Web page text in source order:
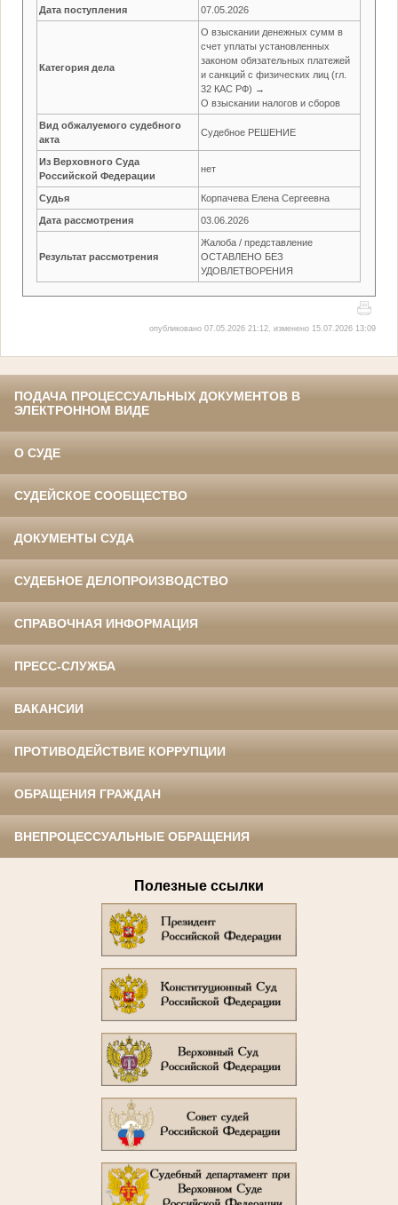
Дата поступления 07.05.2026
Категория дела
О взыскании денежных сумм в
счет уплаты установленных
законом обязательных платежей
и санкций с физических лиц (гл.
32 КАС РФ) →
О взыскании налогов и сборов
Вид обжалуемого судебного
акта
Судебное РЕШЕНИЕ
Из Верховного Суда
Российской Федерации
нет
Судья Корпачева Елена Сергеевна
Дата рассмотрения 03.06.2026
Результат рассмотрения
Жалоба / представление
ОСТАВЛЕНО БЕЗ
УДОВЛЕТВОРЕНИЯ
опубликовано 07.05.2026 21:12, изменено 15.07.2026 13:09
ПОДАЧА ПРОЦЕССУАЛЬНЫХ ДОКУМЕНТОВ В
ЭЛЕКТРОННОМ ВИДЕ
О СУДЕ
СУДЕЙСКОЕ СООБЩЕСТВО
ДОКУМЕНТЫ СУДА
СУДЕБНОЕ ДЕЛОПРОИЗВОДСТВО
СПРАВОЧНАЯ ИНФОРМАЦИЯ
ПРЕСС-СЛУЖБА
ВАКАНСИИ
ПРОТИВОДЕЙСТВИЕ КОРРУПЦИИ
ОБРАЩЕНИЯ ГРАЖДАН
ВНЕПРОЦЕССУАЛЬНЫЕ ОБРАЩЕНИЯ
Полезные ссылки